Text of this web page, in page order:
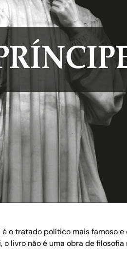
o tratado político mais famoso
livro não é uma obra de